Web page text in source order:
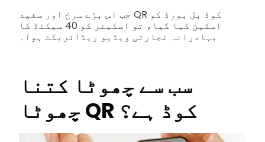
جب اس بڑے سرخ اور سفید QR کوڈ بل بورڈ کو
اسکین کیا گیا، تو اسکینر کو 40 سیکنڈ کا
بہادرانہ تجارتی ویڈیو ریڈائریکٹ ہوا۔
سب سے چھوٹا کتنا
چھوٹا QR کوڈ ہے؟